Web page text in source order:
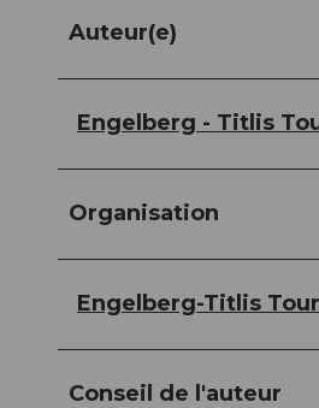
Auteur(e)
Engelberg - Titlis
Organisation
Engelberg-Titlis
Conseil de l'auteur